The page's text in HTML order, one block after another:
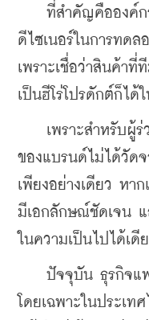
ที่สำคัญคือองค์กร
ดีไซเนอร์ในการทดล
เพราะเชื่อว่าสินค้า
เป็นฮีโร่โปรดักต์ก็ได้
เพราะสำหรับผู้ร่ว
ของแบรนด์ไม่ได้วัด
เพียงอย่างเดียว หา
มีเอกลักษณ์ชัดเจน
ในความเป็นไปได้เดี
ปัจจุบัน ธุรกิจแฟชั่
โดยเฉพาะในประเ